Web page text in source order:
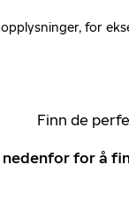
for
Finn de
nedenfor for å